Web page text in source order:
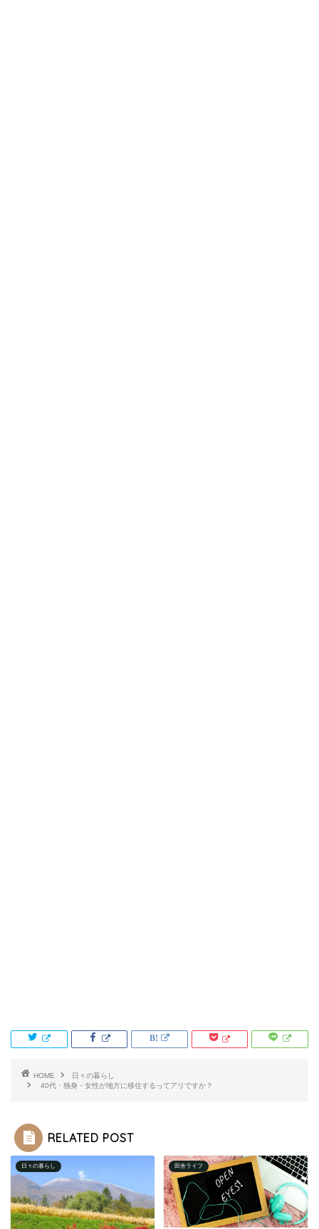
HOME
日々の暮らし
40代・独身・女性が地方に移住するってアリですか？
RELATED POST
日々の暮らし 田舎ライフ